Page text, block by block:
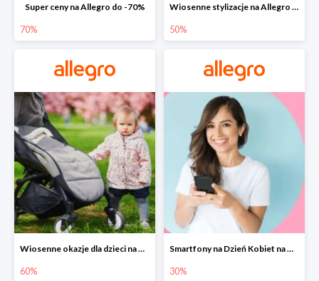
Super ceny na Allegro do -70%
70%
Wiosenne stylizacje na Allegro do -50%
50%
Wiosenne okazje dla dzieci na Allegro do -60%
60%
Smartfony na Dzień Kobiet na Allegro do -30%
30%